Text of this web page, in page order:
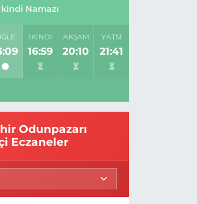
Namazı
İKINDI
16:59
AKŞAM
20:10
YATSI
21:41
Odunpazarı
Eczaneler